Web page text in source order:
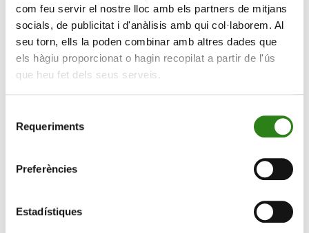
com feu servir el nostre lloc amb els partners de mitjans
socials, de publicitat i d'anàlisis amb qui col·laborem. Al
seu torn, ells la poden combinar amb altres dades que
els hàgiu proporcionat o hagin recopilat a partir de l'ús
que heu fet dels seus serveis.
Requeriments
Preferències
Estadístiques
Insurance Experts, entitat especialitzada en
assegurances de vida, en la qual està present en
l’accionariat juntament amb MGC (Mútua General de
Catalunya) i Caravela.
focalitzar la seva actuació en els segments que aportin
més sinergies a la pròpia activitat bancària. L’objectiu
final és centrar-se i impulsar el creixement on Crèdit
Andorrà pot aportar un valor afegit diferenciador al
capacitat de servei.